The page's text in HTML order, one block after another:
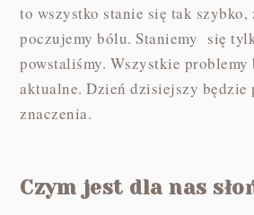
to wszystko stanie się tak szybko,
poczujemy bólu. Staniemy się
powstaliśmy. Wszystkie problemy
aktualne. Dzień dzisiejszy będzie
znaczenia.
Czym jest dla nas